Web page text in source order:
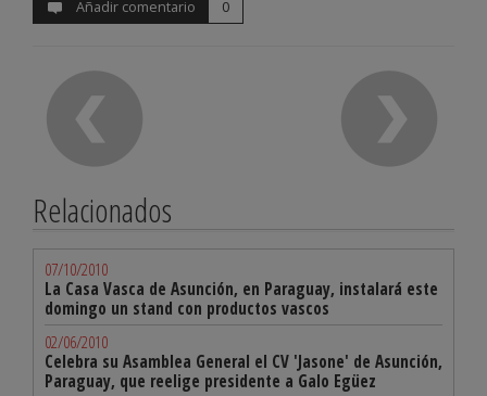
Añadir comentario 0
Relacionados
07/10/2010
La Casa Vasca de Asunción, en Paraguay, instalará este
domingo un stand con productos vascos
02/06/2010
Celebra su Asamblea General el CV 'Jasone' de Asunción,
Paraguay, que reelige presidente a Galo Egüez